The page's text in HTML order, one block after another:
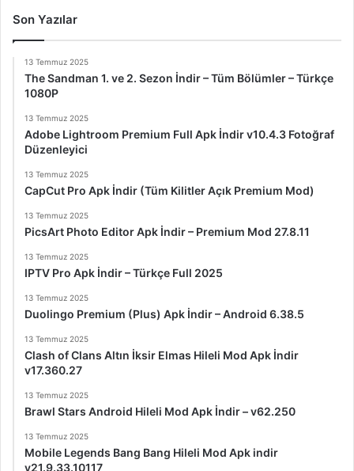
Son Yazılar
13 Temmuz 2025
The Sandman 1. ve 2. Sezon İndir – Tüm Bölümler – Türkçe
1080P
13 Temmuz 2025
Adobe Lightroom Premium Full Apk İndir v10.4.3 Fotoğraf
Düzenleyici
13 Temmuz 2025
CapCut Pro Apk İndir (Tüm Kilitler Açık Premium Mod)
13 Temmuz 2025
PicsArt Photo Editor Apk İndir – Premium Mod 27.8.11
13 Temmuz 2025
IPTV Pro Apk İndir – Türkçe Full 2025
13 Temmuz 2025
Duolingo Premium (Plus) Apk İndir – Android 6.38.5
13 Temmuz 2025
Clash of Clans Altın İksir Elmas Hileli Mod Apk İndir
v17.360.27
13 Temmuz 2025
Brawl Stars Android Hileli Mod Apk İndir – v62.250
13 Temmuz 2025
Mobile Legends Bang Bang Hileli Mod Apk indir
v21.9.33.10117